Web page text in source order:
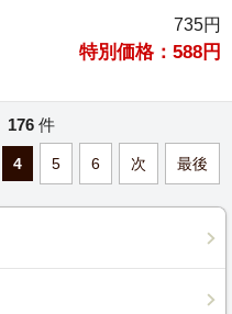
735円
特別価格：588円
176 件
4 5 6 次 最後